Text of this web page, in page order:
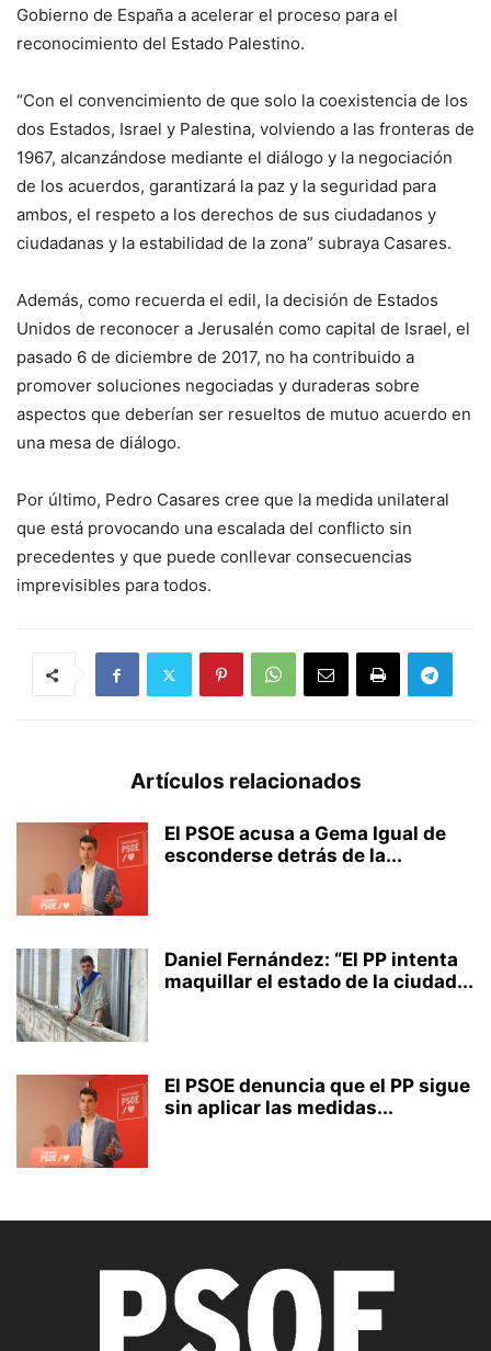
Gobierno de España a acelerar el proceso para el
reconocimiento del Estado Palestino.
“Con el convencimiento de que solo la coexistencia de los
dos Estados, Israel y Palestina, volviendo a las fronteras de
1967, alcanzándose mediante el diálogo y la negociación
de los acuerdos, garantizará la paz y la seguridad para
ambos, el respeto a los derechos de sus ciudadanos y
ciudadanas y la estabilidad de la zona” subraya Casares.
Además, como recuerda el edil, la decisión de Estados
Unidos de reconocer a Jerusalén como capital de Israel, el
pasado 6 de diciembre de 2017, no ha contribuido a
promover soluciones negociadas y duraderas sobre
aspectos que deberían ser resueltos de mutuo acuerdo en
una mesa de diálogo.
Por último, Pedro Casares cree que la medida unilateral
que está provocando una escalada del conflicto sin
precedentes y que puede conllevar consecuencias
imprevisibles para todos.
Artículos relacionados
El PSOE acusa a Gema Igual de
esconderse detrás de la...
Daniel Fernández: “El PP intenta
maquillar el estado de la ciudad...
El PSOE denuncia que el PP sigue
sin aplicar las medidas...